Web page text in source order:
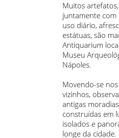
Muitos artefatos,
juntamente com
uso diário,
estátuas, são
Antiquarium
Museu
Nápoles.
Movendo-se
vizinhos,
antigas
construídas em
isolados e
longe da cidade.